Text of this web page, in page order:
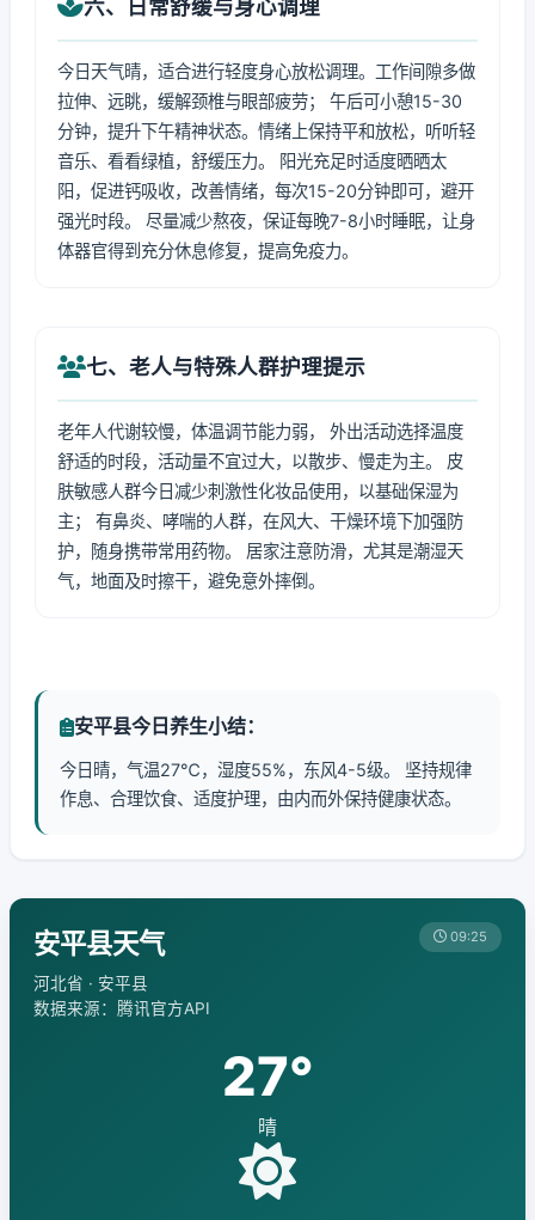
六、日常舒缓与身心调理
今日天气晴，适合进行轻度身心放松调理。工作间隙多做
拉伸、远眺，缓解颈椎与眼部疲劳； 午后可小憩15-30
分钟，提升下午精神状态。情绪上保持平和放松，听听轻
音乐、看看绿植，舒缓压力。 阳光充足时适度晒晒太
阳，促进钙吸收，改善情绪，每次15-20分钟即可，避开
强光时段。 尽量减少熬夜，保证每晚7-8小时睡眠，让身
体器官得到充分休息修复，提高免疫力。
七、老人与特殊人群护理提示
老年人代谢较慢，体温调节能力弱， 外出活动选择温度
舒适的时段，活动量不宜过大，以散步、慢走为主。 皮
肤敏感人群今日减少刺激性化妆品使用，以基础保湿为
主； 有鼻炎、哮喘的人群，在风大、干燥环境下加强防
护，随身携带常用药物。 居家注意防滑，尤其是潮湿天
气，地面及时擦干，避免意外摔倒。
安平县今日养生小结：
今日晴，气温27℃，湿度55%，东风4-5级。 坚持规律
作息、合理饮食、适度护理，由内而外保持健康状态。
安平县天气
河北省 · 安平县
数据来源：腾讯官方API
09:25
27°
晴